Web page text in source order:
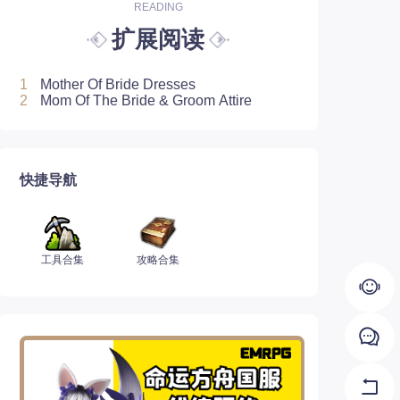
READING
扩展阅读
1
Mother Of Bride Dresses
2
Mom Of The Bride & Groom Attire
快捷导航
工具合集 攻略合集